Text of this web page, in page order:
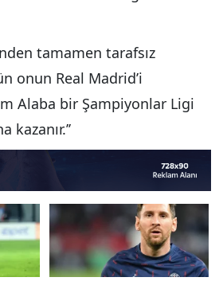
tamamen tarafsız
onun Real Madrid’i
Alaba bir Şampiyonlar Ligi